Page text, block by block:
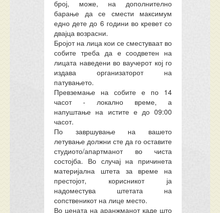
број, може, на дополнително
барање да се смести
максимум
едно дете до 6 години во кревет со
двајца возрасни.
Бројот на лица кои се сместуваат во
собите треба да е соодветен на
лицата наведени во ваучерот кој го
издава организаторот на
патувањето.
Превземање на собите е по 14
часот - локално време, а
напуштање на истите е до 09:00
часот.
По завршување на вашето
летување должни сте да го оставите
студиото/апартманот во чиста
состојба. Во случај на причинета
материјална штета за време на
престојот, корисникот ја
надоместува штетата на
сопственикот на лице место.
Во цената на аранжманот каде што